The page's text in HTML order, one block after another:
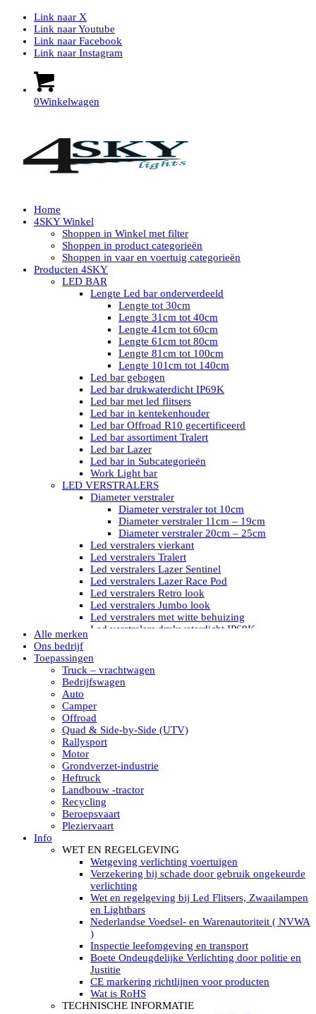
Link naar X
Link naar Youtube
Link naar Facebook
Link naar Instagram
0Winkelwagen
Home
4SKY Winkel
Shoppen in Winkel met filter
Shoppen in product categorieën
Shoppen in vaar en voertuig categorieën
Producten 4SKY
LED BAR
Lengte Led bar onderverdeeld
Lengte tot 30cm
Lengte 31cm tot 40cm
Lengte 41cm tot 60cm
Lengte 61cm tot 80cm
Lengte 81cm tot 100cm
Lengte 101cm tot 140cm
Led bar gebogen
Led bar drukwaterdicht IP69K
Led bar met led flitsers
Led bar in kentekenhouder
Led bar Offroad R10 gecertificeerd
Led bar assortiment Tralert
Led bar Lazer
Led bar in Subcategorieën
Work Light bar
LED VERSTRALERS
Diameter verstraler
Diameter verstraler tot 10cm
Diameter verstraler 11cm – 19cm
Diameter verstraler 20cm – 25cm
Led verstralers vierkant
Led verstralers Tralert
Led verstralers Lazer Sentinel
Led verstralers Lazer Race Pod
Led verstralers Retro look
Led verstralers Jumbo look
Led verstralers met witte behuizing
Led verstralers drukwaterdicht IP69K
LED WERKLAMPEN
Model werklamp
Led werklamp vierkant
Led werklamp ovaal
Led werklamp kleur wit
Combinatie LED werklampen
Led achteruitrijverlichting
Led onderbouw achteruitrijlamp
Led werklamp industrieel
Led veiligheidsverlichting
Led werklamp tractor
Led werklamp ADR
Led werklamp drukwaterdicht IP69K
Led werklampen assortiment Tralert
Led breedstralers Lazer
Led werklampen in Subcategorieën
LED WERKVERLICHTING
LED’s work werklamp met accu
LED’s work werklamp portable 220V
LED’s work werklamp Hybride
Led lichtslang 220 Volt
LED’s work werklamp met statief 220V
LED’s light PRO schijnwerpers 220V
LED High Bay verlichting 220V
Subcategorieën Led werkverlichting
LED SIGNALISATIE
Led Flitsers
Alle merken
Ons bedrijf
Toepassingen
Truck – vrachtwagen
Bedrijfswagen
Auto
Camper
Offroad
Quad & Side-by-Side (UTV)
Rallysport
Motor
Grondverzet-industrie
Heftruck
Landbouw -tractor
Recycling
Beroepsvaart
Pleziervaart
Info
WET EN REGELGEVING
Wetgeving verlichting voertuigen
Verzekering bij schade door gebruik ongekeurde
verlichting
Wet en regelgeving bij Led Flitsers, Zwaailampen
en Lightbars
Nederlandse Voedsel- en Warenautoriteit ( NVWA
)
Inspectie leefomgeving en transport
Boete Ondeugdelijke Verlichting door politie en
Justitie
CE markering richtlijnen voor producten
Wat is RoHS
TECHNISCHE INFORMATIE